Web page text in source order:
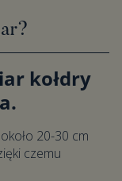
kołdry
20-30 cm
czemu